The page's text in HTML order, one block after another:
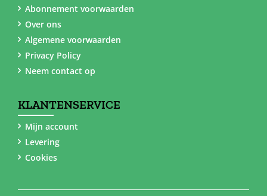
Abonnement voorwaarden
Over ons
Algemene voorwaarden
Privacy Policy
Neem contact op
KLANTENSERVICE
Mijn account
Levering
Cookies